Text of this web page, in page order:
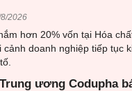
2026
hơn 20% vốn tại Hóa
cảnh doanh nghiệp tiếp tục
ương Codupha